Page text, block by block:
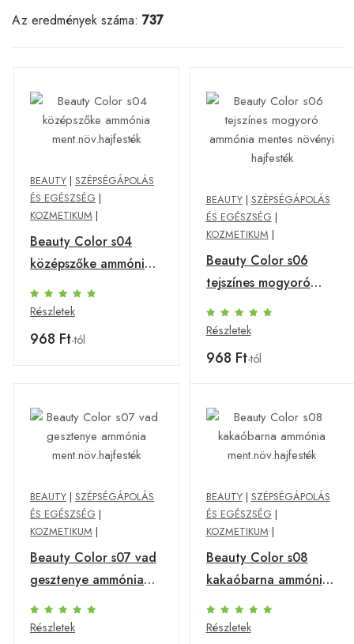
Az eredmények száma: 737
BEAUTY | SZÉPSÉGÁPOLÁS
ÉS EGÉSZSÉG |
KOZMETIKUM |
Beauty Color s04
középszőke ammónia
ment.növ.hajfesték
Részletek
968 Ft-tól
BEAUTY| SZÉPSÉGÁPOLÁS
ÉS EGÉSZSÉG |
KOZMETIKUM |
Beauty Color s06
tejszínes mogyoró
ammónia mentes
növényi hajfesték
Részletek
968 Ft-tól
BEAUTY | SZÉPSÉGÁPOLÁS
ÉS EGÉSZSÉG |
KOZMETIKUM |
Beauty Color s07 vad
gesztenye ammónia
ment.növ.hajfesték
Részletek
BEAUTY| SZÉPSÉGÁPOLÁS
ÉS EGÉSZSÉG |
KOZMETIKUM |
Beauty Color s08
kakaóbarna ammónia
ment.növ.hajfesték
Részletek